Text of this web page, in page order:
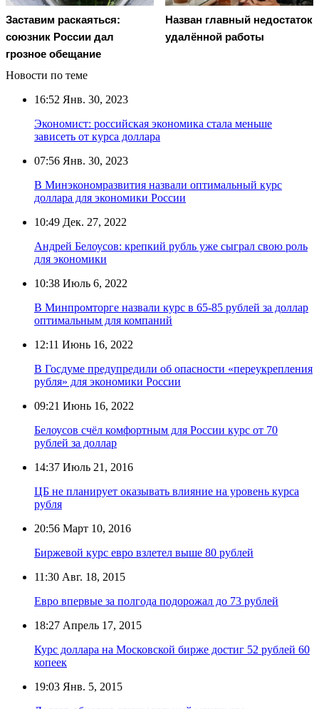
Заставим раскаяться:
союзник России дал
грозное обещание
Назван главный недостаток
удалённой работы
Новости по теме
16:52 Янв. 30, 2023
Экономист: российская экономика стала меньше
зависеть от курса доллара
07:56 Янв. 30, 2023
В Минэкономразвития назвали оптимальный курс
доллара для экономики России
10:49 Дек. 27, 2022
Андрей Белоусов: крепкий рубль уже сыграл свою роль
для экономики
10:38 Июль 6, 2022
В Минпромторге назвали курс в 65-85 рублей за доллар
оптимальным для компаний
12:11 Июнь 16, 2022
В Госдуме предупредили об опасности «переукрепления
рубля» для экономики России
09:21 Июнь 16, 2022
Белоусов счёл комфортным для России курс от 70
рублей за доллар
14:37 Июль 21, 2016
ЦБ не планирует оказывать влияние на уровень курса
рубля
20:56 Март 10, 2016
Биржевой курс евро взлетел выше 80 рублей
11:30 Авг. 18, 2015
Евро впервые за полгода подорожал до 73 рублей
18:27 Апрель 17, 2015
Курс доллара на Московской бирже достиг 52 рублей 60
копеек
19:03 Янв. 5, 2015